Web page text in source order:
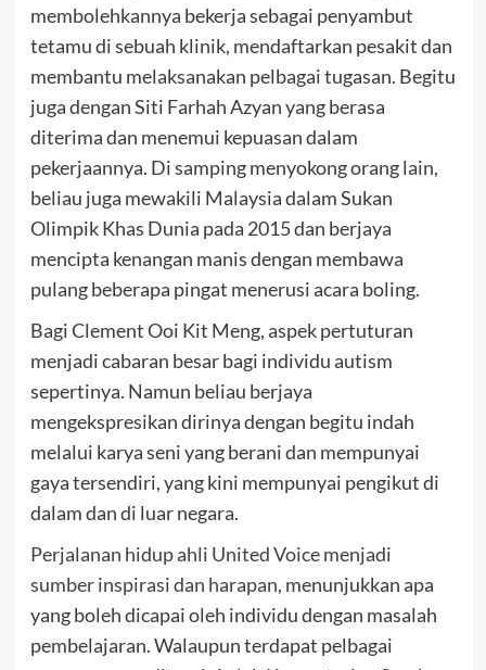
membolehkannya bekerja sebagai penyambut
tetamu di sebuah klinik, mendaftarkan pesakit dan
membantu melaksanakan pelbagai tugasan. Begitu
juga dengan Siti Farhah Azyan yang berasa
diterima dan menemui kepuasan dalam
pekerjaannya. Di samping menyokong orang lain,
beliau juga mewakili Malaysia dalam Sukan
Olimpik Khas Dunia pada 2015 dan berjaya
mencipta kenangan manis dengan membawa
pulang beberapa pingat menerusi acara boling.
Bagi Clement Ooi Kit Meng, aspek pertuturan
menjadi cabaran besar bagi individu autism
sepertinya. Namun beliau berjaya
mengekspresikan dirinya dengan begitu indah
melalui karya seni yang berani dan mempunyai
gaya tersendiri, yang kini mempunyai pengikut di
dalam dan di luar negara.
Perjalanan hidup ahli United Voice menjadi
sumber inspirasi dan harapan, menunjukkan apa
yang boleh dicapai oleh individu dengan masalah
pembelajaran. Walaupun terdapat pelbagai